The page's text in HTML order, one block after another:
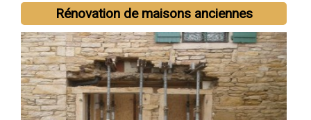
Rénovation de maisons anciennes